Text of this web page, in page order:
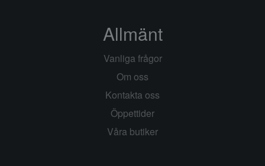
Allmänt
Vanliga frågor
Om oss
Kontakta oss
Öppettider
Våra butiker